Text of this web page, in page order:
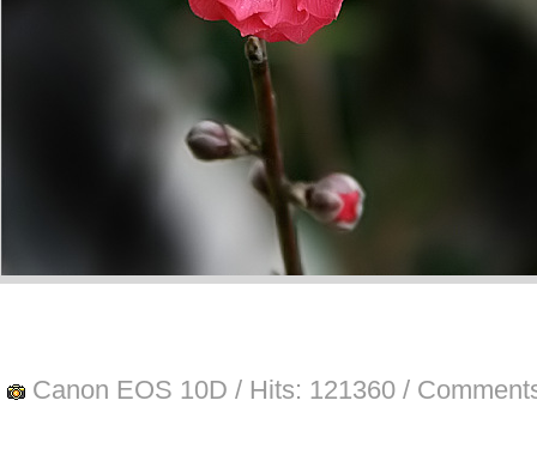
Canon EOS 10D / Hits: 121360 /